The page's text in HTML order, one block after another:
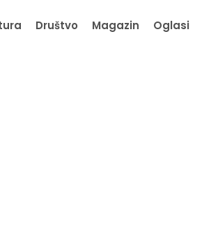
Društvo Magazin Oglasi